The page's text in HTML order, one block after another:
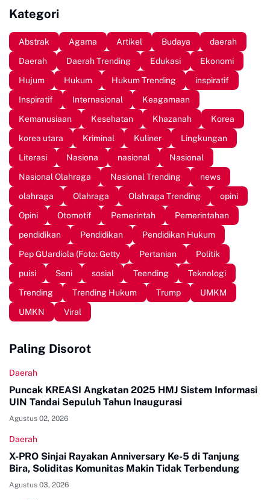
Kategori
Abstrak Agama Artikel Budaya
daerah
Daerah
Daerah Trending Edukasi
Ekonomi
Hujum
Hukum Hukum Trending
inspiratif
Inspiratif
Internasional
Keagamaan
Kemanusiaan
Kesehatan Khazanah
Korea
korea utara
Kriminal Kuliner
Lingkungan
Literasi
Nasiona nasional
Nasional
Nasional Olahraga
Nasional Trending
news
olahraga
Olahraga Olahraga Trending
opini
Opini
Otomotif Pemerintah
Pemerintahan
pendidikan
Pendidikan
Pendidikan Hukum
Pep GUardiola (Foto: Getty
Pertanian
Politik
puisi
Seni sosial Teending
Teknologi
Trending
Trending Hukum Trump
UMKM
UMKN
Viral
Paling Disorot
Daerah
Puncak KREASI Angkatan 2025 HMJ Sistem Informasi
UIN Tandai Sepuluh Tahun Inaugurasi
Agustus 02, 2026
Daerah
X-PRO Sinjai Rayakan Anniversary Ke-5 di Tanjung
Bira, Soliditas Komunitas Makin Tidak Terbendung
Agustus 03, 2026